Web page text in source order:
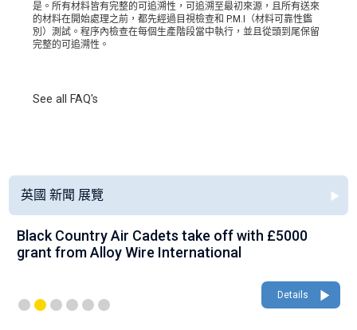
是。所有材料皆有完整的可追溯性，可追溯至最初來源，且所有送來
的材料在開始處理之前，都先經過目視檢查和 P.M.I（材料可靠性鑑
別）測試。程序內檢查在每個生產階段當中執行，並且從頭到尾保留
完整的可追溯性。
See all FAQ's
英國 新聞 展覽
Black Country Air Cadets take off with £5000
grant from Alloy Wire International
Details